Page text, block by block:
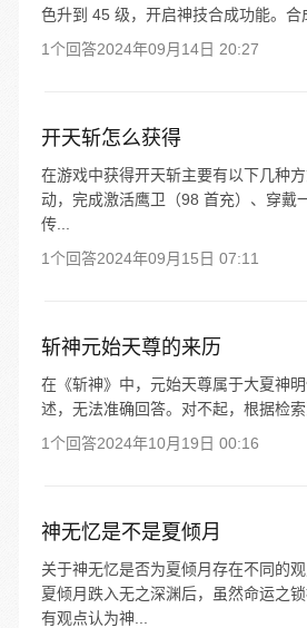
色升到 45 级，开启神技合成功能。合
1个回答2024年09月14日 20:27
开天斩怎么获得
在游戏中获得开天斩主要有以下几种
动，完成激活鹰卫（98 首充）、穿戴
传...
1个回答2024年09月15日 07:11
斩神元始天尊的来历
在《斩神》中，元始天尊属于大夏神
述，无法准确回答。对不起，根据检
1个回答2024年10月19日 00:16
神无忆是不是夏倾月
关于神无忆是否为夏倾月存在不同的
夏倾月跌入无之深渊后，虽然命运之
有观点认为神...